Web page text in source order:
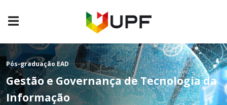
Pós-graduaçãoEAD
Gestão e Governança de Tecnologia da
Informação